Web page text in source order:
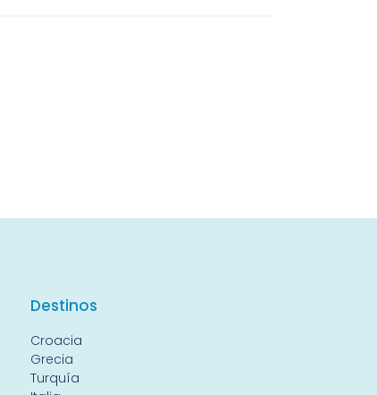
Destinos
Croacia
Grecia
Turquía